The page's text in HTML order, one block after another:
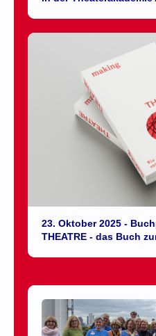
23. Oktober 2025 -
THEATRE - das Buch